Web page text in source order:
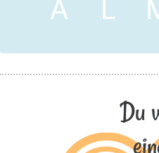
A L
Du